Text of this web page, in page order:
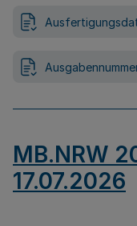
MB.NRW
17.07.2026